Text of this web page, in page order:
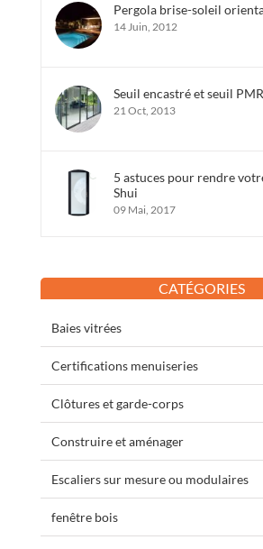
Pergola brise-soleil
14 Juin, 2012
Seuil encastré et seuil PMR
21 Oct, 2013
5 astuces pour rendre
Shui
09 Mai, 2017
CATÉGORIES
Baies vitrées
Certifications menuiseries
Clôtures et garde-corps
Construire et aménager
Escaliers sur mesure ou modulaires
fenêtre bois